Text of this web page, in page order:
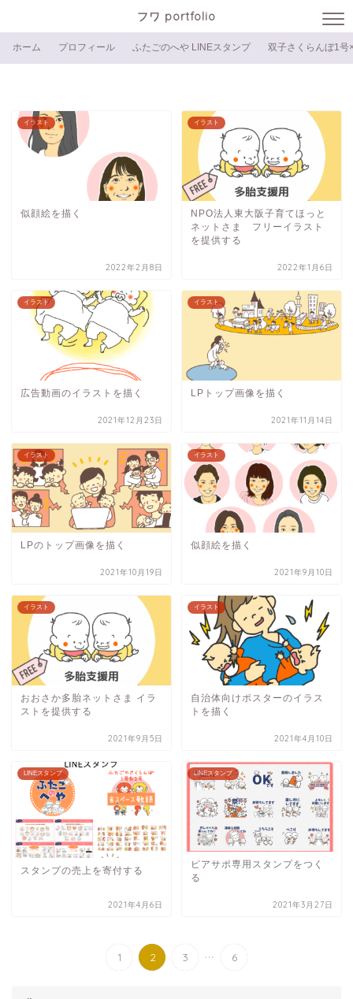
フワ portfolio
ホーム プロフィール ふたごのへや LINEスタンプ 双子さくらんぼ1号
イラスト
似顔絵を描く
2022年2月8日
イラスト
NPO法人東大阪子育てほっと
ネットさま フリーイラスト
を提供する
2022年1月6日
イラスト
広告動画のイラストを描く
2021年12月23日
イラスト
LPトップ画像を描く
2021年11月14日
イラスト
LPのトップ画像を描く
2021年10月19日
イラスト
似顔絵を描く
2021年9月10日
イラスト
おおさか多胎ネットさま イラ
ストを提供する
2021年9月5日
イラスト
自治体向けポスターのイラス
トを描く
2021年4月10日
LINEスタンプ
スタンプの売上を寄付する
2021年4月6日
LINEスタンプ
ピアサポ専用スタンプをつく
る
2021年3月27日
1 2 3 ... 6